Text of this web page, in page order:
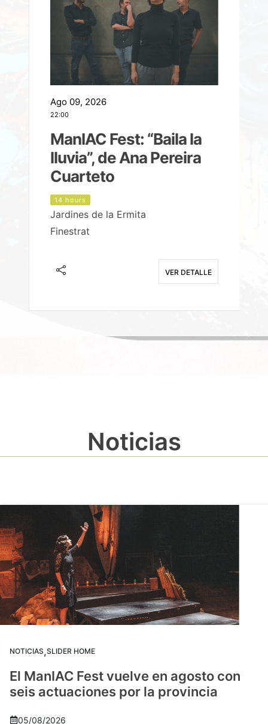
Ago 09, 2026
22:00
ManIAC Fest: “Baila la
lluvia”, de Ana Pereira
Cuarteto
14 hours
Jardines de la Ermita
Finestrat
VER DETALLE
Noticias
NOTICIAS,SLIDER HOME
El ManIAC Fest vuelve en agosto con
seis actuaciones por la provincia
05/08/2026